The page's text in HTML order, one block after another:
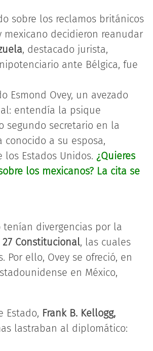
sobre los reclamos británicos
decidieron reanudar
, destacado jurista,
ante Bélgica, fue
Esmond Ovey, un avezado
entendía la psique
segundo secretario en la
a su esposa,
Estados Unidos. ¿Quieres
los mexicanos? La cita se
tenían divergencias por la
Constitucional, las cuales
ello, Ovey se ofreció, en
en México,
Estado, Frank B. Kellogg,
lastraban al diplomático: